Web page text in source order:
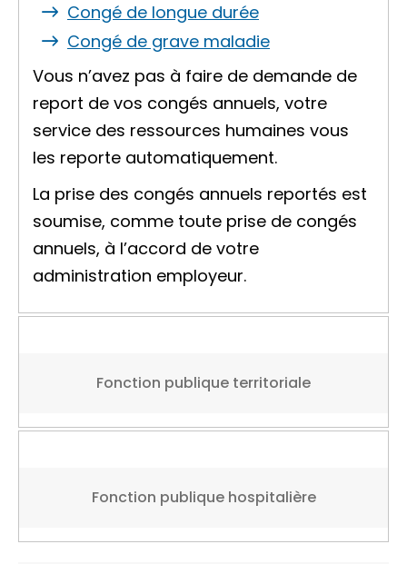
Congé de longue durée
Congé de grave maladie
Vous n’avez pas à faire de demande de
report de vos congés annuels, votre
service des ressources humaines vous
les reporte automatiquement.
La prise des congés annuels reportés est
soumise, comme toute prise de congés
annuels, à l’accord de votre
administration employeur.
Fonction publique territoriale
Fonction publique hospitalière